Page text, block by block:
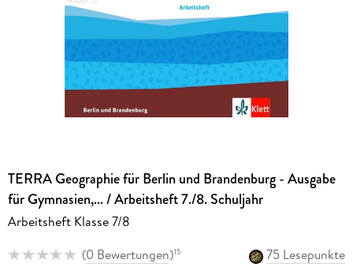
TERRA Geographie für Berlin und Brandenburg - Ausgabe
für Gymnasien,... / Arbeitsheft 7./8. Schuljahr
Arbeitsheft Klasse 7/8
(0 Bewertungen)15
75 Lesepunkte